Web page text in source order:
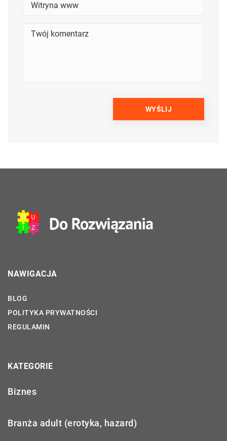
NAWIGACJA
BLOG
POLITYKA PRYWATNOŚCI
REGULAMIN
KATEGORIE
Biznes
Branża adult (erotyka, hazard)